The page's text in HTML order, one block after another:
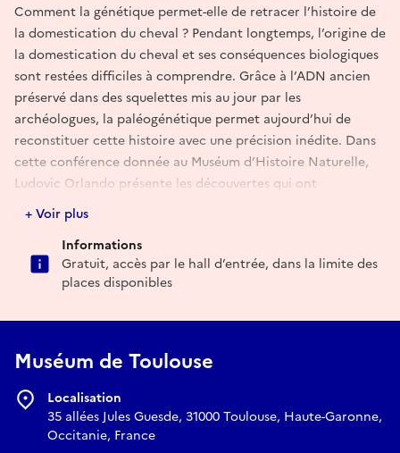
Comment la génétique permet-elle de retracer l’histoire de
la domestication du cheval ? Pendant longtemps, l’origine de
la domestication du cheval et ses conséquences biologiques
sont restées difficiles à comprendre. Grâce à l’ADN ancien
préservé dans des squelettes mis au jour par les
archéologues, la paléogénétique permet aujourd’hui de
reconstituer cette histoire avec une précision inédite. Dans
cette conférence donnée au Muséum d’Histoire Naturelle,
Ludovic Orlando présente les découvertes qui ont
profondément renouvelé nos connaissances, notamment
l’identification du berceau géographique de la
domestication des chevaux. La domestication du cheval a
transformé la dynamique des échanges entre les peuples,
leurs biens, leurs langues et leurs cultures. Elle constitue un
Tout public dès 10 ans
places disponibles
Lieu de rdv : Hall d’entrée
+ Voir plus
Informations
Gratuit, accès par le hall d’entrée, dans la limite des
places disponibles
Muséum de Toulouse
Localisation
35 allées Jules Guesde, 31000 Toulouse, Haute-Garonne,
Occitanie, France